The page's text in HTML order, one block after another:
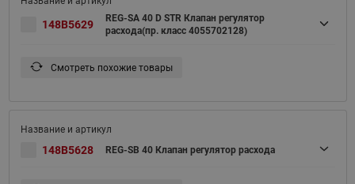
148B5629
REG-SA 40 D STR Клапан регулятор
расхода(пр. класс 4055702128)
Смотреть похожие товары
148B5628 REG-SB 40 Клапан регулятор расхода